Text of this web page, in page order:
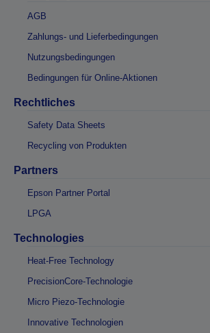
AGB
Zahlungs- und Lieferbedingungen
Nutzungsbedingungen
Bedingungen für Online-Aktionen
Rechtliches
Safety Data Sheets
Recycling von Produkten
Partners
Epson Partner Portal
LPGA
Technologies
Heat-Free Technology
PrecisionCore-Technologie
Micro Piezo-Technologie
Innovative Technologien